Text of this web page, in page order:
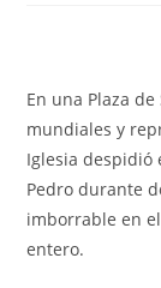
En una Plaza
mundiales y
Iglesia despidió
Pedro durante
imborrable en
entero.